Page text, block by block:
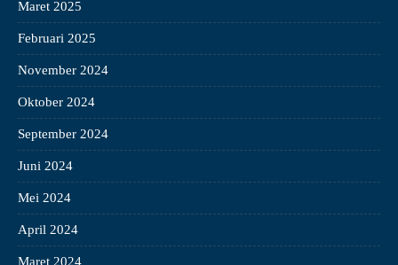
Maret 2025
Februari 2025
November 2024
Oktober 2024
September 2024
Juni 2024
Mei 2024
April 2024
Maret 2024